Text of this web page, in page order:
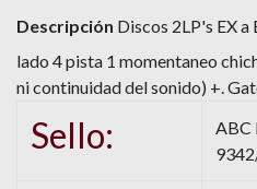
Descripción Discos 2LP's EX a
lado 4 pista 1 momentaneo
ni continuidad del sonido) +.
Sello:
ABC